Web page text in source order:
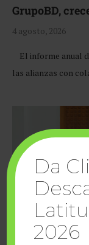
GrupoBD,
4 agosto, 2026
El informe anual
las alianzas con
Da
2026